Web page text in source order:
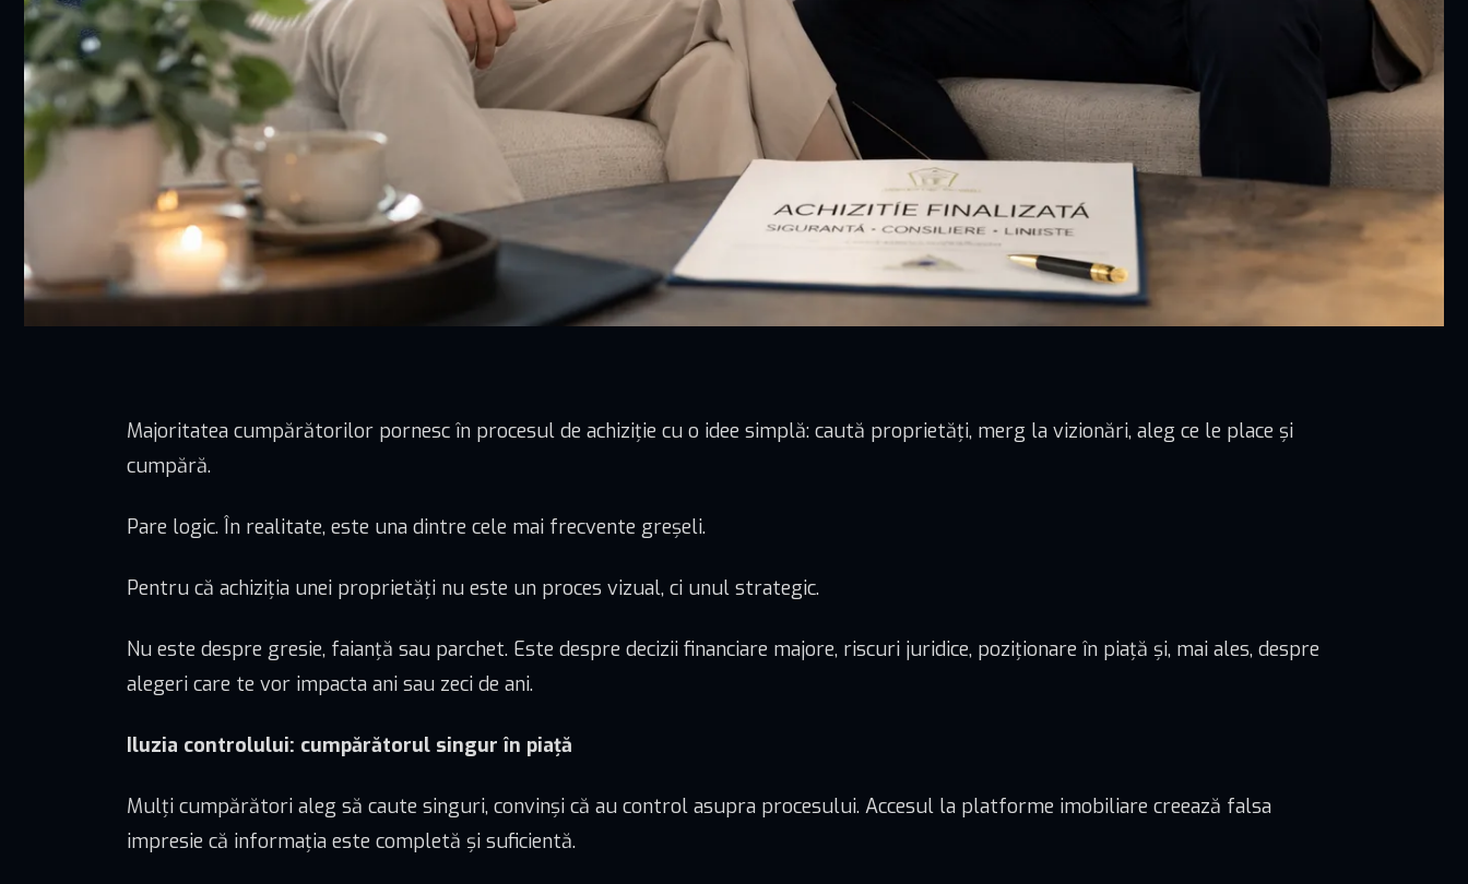
Majoritatea cumpărătorilor pornesc în procesul de achiziție cu o idee simplă: caută proprietăți, merg la vizionări, aleg ce le place și
cumpără.
Pare logic. În realitate, este una dintre cele mai frecvente greșeli.
Pentru că achiziția unei proprietăți nu este un proces vizual, ci unul strategic.
Nu este despre gresie, faianță sau parchet. Este despre decizii financiare majore, riscuri juridice, poziționare în piață și, mai ales, despre
alegeri care te vor impacta ani sau zeci de ani.
Iluzia controlului: cumpărătorul singur în piață
Mulți cumpărători aleg să caute singuri, convinși că au control asupra procesului. Accesul la platforme imobiliare creează falsa
impresie că informația este completă și suficientă.